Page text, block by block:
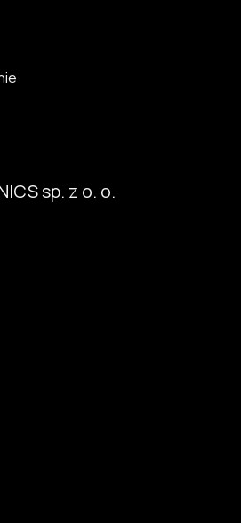
sp. z o. o.